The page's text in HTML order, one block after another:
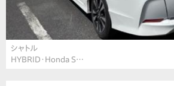
シャトル
HYBRID・Honda S…